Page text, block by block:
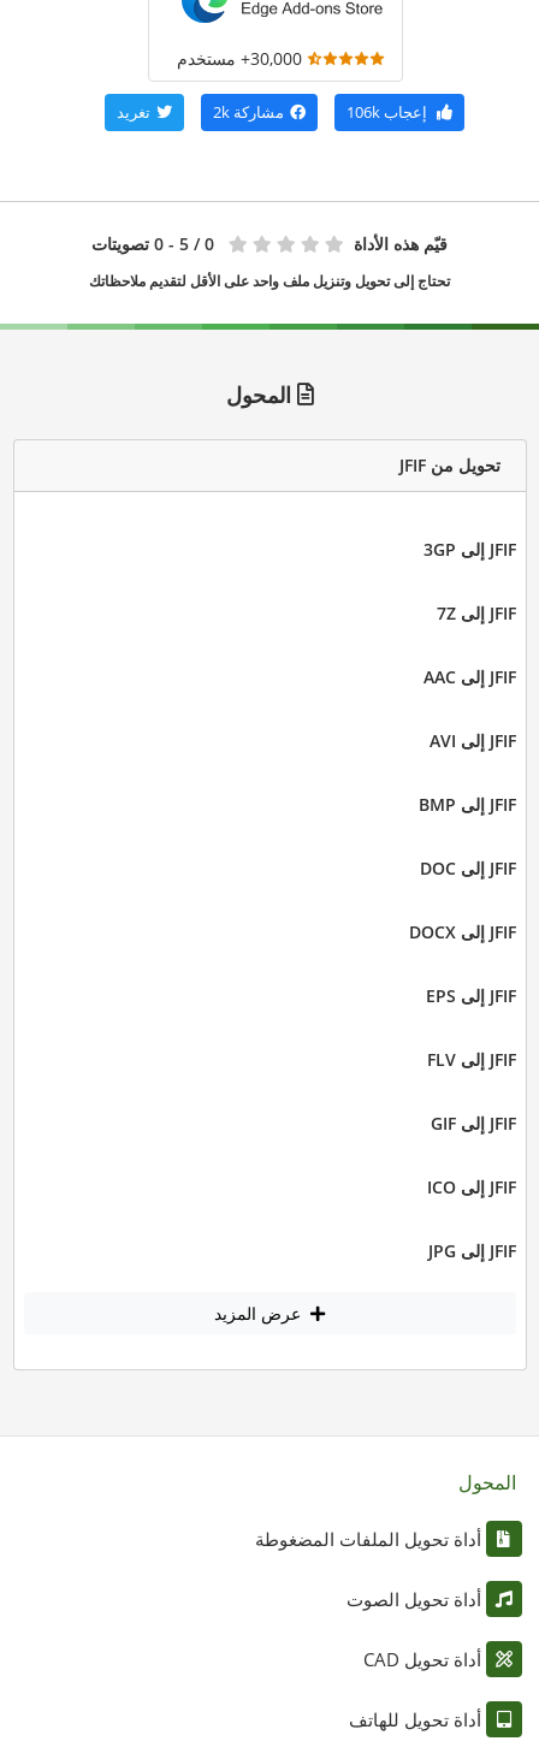
30,000+ مستخدم
إعجاب106k مشاركة 2k تغريد
قيّم هذه الأداة 0 / 5 - 0 تصويتات
تحتاج إلى تحويل وتنزيل ملف واحد على الأقل لتقديم ملاحظاتك
المحول
تحويل من JFIF
JFIF إلى 3GP
JFIF إلى 7Z
JFIF إلى AAC
JFIF إلى AVI
JFIF إلى BMP
JFIF إلى DOC
JFIF إلى DOCX
JFIF إلى EPS
JFIF إلى FLV
JFIF إلى GIF
JFIF إلى ICO
JFIF إلى JPG
عرض المزيد
المحول
أداة تحويل الملفات المضغوطة
أداة تحويل الصوت
أداة تحويل CAD
أداة تحويل للهاتف